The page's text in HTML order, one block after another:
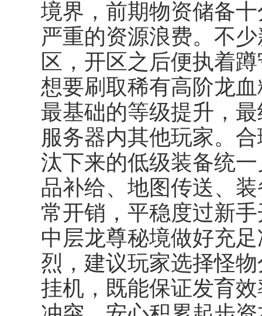
境界，前期物资储备
严重的资源浪费。不
区，开区之后便执着
想要刷取稀有高阶龙
最基础的等级提升，
服务器内其他玩家。
汰下来的低级装备统
品补给、地图传送、
常开销，平稳度过新
中层龙尊秘境做好充
烈，建议玩家选择怪
挂机，既能保证发育